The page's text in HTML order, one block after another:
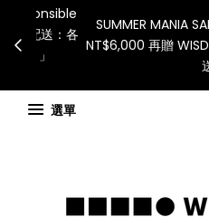
連假期間宅配服務將暫停配送
他不可抗力因素，出貨安排可
查看國內宅配最
選單